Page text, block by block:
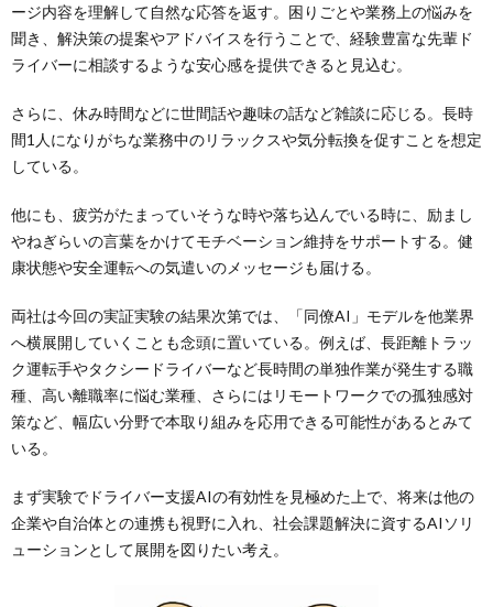
ージ内容を理解して自然な応答を返す。困りごとや業務上の悩みを
聞き、解決策の提案やアドバイスを行うことで、経験豊富な先輩ド
ライバーに相談するような安心感を提供できると見込む。
さらに、休み時間などに世間話や趣味の話など雑談に応じる。長時
間1人になりがちな業務中のリラックスや気分転換を促すことを想定
している。
他にも、疲労がたまっていそうな時や落ち込んでいる時に、励まし
やねぎらいの言葉をかけてモチベーション維持をサポートする。健
康状態や安全運転への気遣いのメッセージも届ける。
両社は今回の実証実験の結果次第では、「同僚AI」モデルを他業界
へ横展開していくことも念頭に置いている。例えば、長距離トラッ
ク運転手やタクシードライバーなど長時間の単独作業が発生する職
種、高い離職率に悩む業種、さらにはリモートワークでの孤独感対
策など、幅広い分野で本取り組みを応用できる可能性があるとみて
いる。
まず実験でドライバー支援AIの有効性を見極めた上で、将来は他の
企業や自治体との連携も視野に入れ、社会課題解決に資するAIソリ
ューションとして展開を図りたい考え。